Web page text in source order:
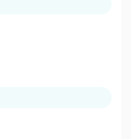
・クレジットカード、コ
いては
いては